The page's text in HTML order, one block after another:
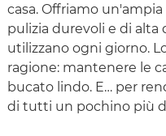
casa. Offriamo
pulizia durevoli e di alta
utilizzano ogni giorno.
ragione: mantenere le
bucato lindo. E… per
di tutti un pochino più